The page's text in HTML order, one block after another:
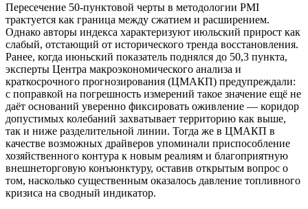
Пересечение 50-пунктовой черты в методологии PMI
трактуется как граница между сжатием и расширением.
Однако авторы индекса характеризуют июльский прирост как
слабый, отстающий от исторического тренда восстановления.
Ранее, когда июньский показатель поднялся до 50,3 пункта,
эксперты Центра макроэкономического анализа и
краткосрочного прогнозирования (ЦМАКП) предупреждали:
с поправкой на погрешность измерений такое значение ещё не
даёт оснований уверенно фиксировать оживление — коридор
допустимых колебаний захватывает территорию как выше,
так и ниже разделительной линии. Тогда же в ЦМАКП в
качестве возможных драйверов упоминали приспособление
хозяйственного контура к новым реалиям и благоприятную
внешнеторговую конъюнктуру, оставив открытым вопрос о
том, насколько существенным оказалось давление топливного
кризиса на сводный индикатор.